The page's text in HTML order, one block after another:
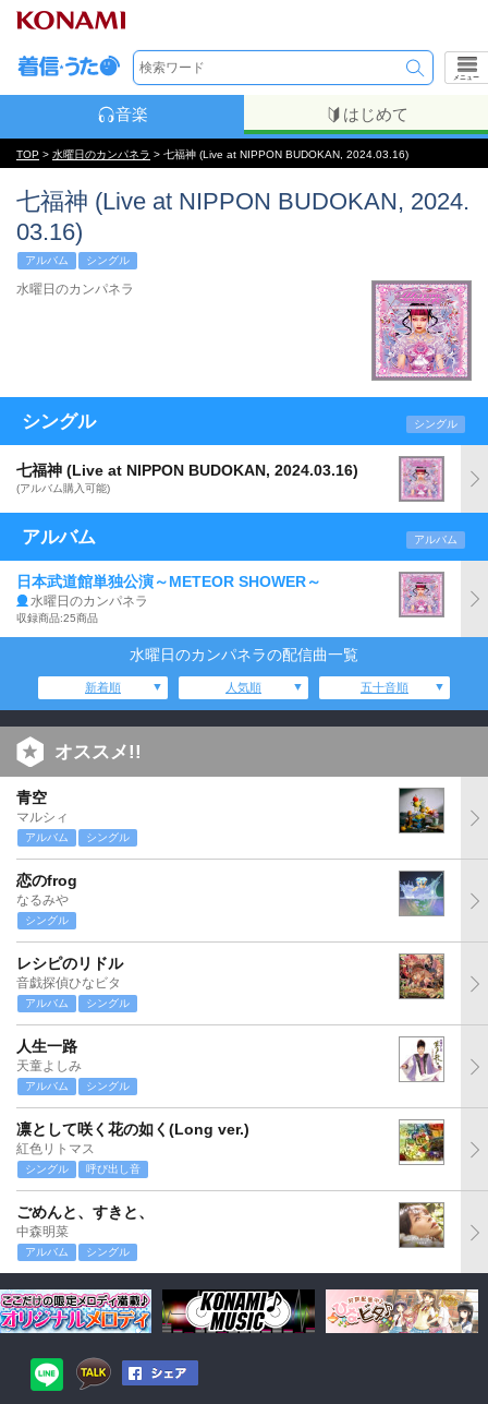
メニュー
音楽 はじめて
TOP > 水曜日のカンパネラ > 七福神 (Live at NIPPON BUDOKAN, 2024.03.16)
七福神 (Live at NIPPON BUDOKAN, 2024.
03.16)
アルバム シングル
水曜日のカンパネラ
シングル シングル
七福神 (Live at NIPPON BUDOKAN, 2024.03.16)
(アルバム購入可能)
アルバム アルバム
日本武道館単独公演～METEOR SHOWER～
水曜日のカンパネラ
収録商品:25商品
水曜日のカンパネラの配信曲一覧
新着順 人気順 五十音順
オススメ!!
青空
マルシィ
アルバム シングル
恋のfrog
なるみや
シングル
レシピのリドル
音戯探偵ひなビタ
アルバム シングル
人生一路
天童よしみ
アルバム シングル
凛として咲く花の如く(Long ver.)
紅色リトマス
シングル 呼び出し音
ごめんと、すきと、
中森明菜
アルバム シングル